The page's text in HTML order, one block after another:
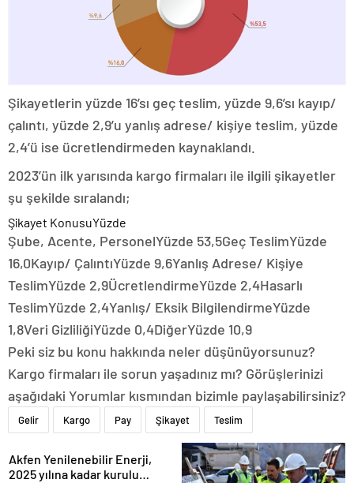
Şikayetlerin yüzde 16’sı geç teslim, yüzde 9,6’sı kayıp/
çalıntı, yüzde 2,9’u yanlış adrese/ kişiye teslim, yüzde
2,4’ü ise ücretlendirmeden kaynaklandı.
2023’ün ilk yarısında kargo firmaları ile ilgili şikayetler
şu şekilde sıralandı;
Şikayet KonusuYüzde
Şube, Acente, PersonelYüzde 53,5Geç TeslimYüzde
16,0Kayıp/ ÇalıntıYüzde 9,6Yanlış Adrese/ Kişiye
TeslimYüzde 2,9ÜcretlendirmeYüzde 2,4Hasarlı
TeslimYüzde 2,4Yanlış/ Eksik BilgilendirmeYüzde
1,8Veri GizliliğiYüzde 0,4DiğerYüzde 10,9
Peki siz bu konu hakkında neler düşünüyorsunuz?
Kargo firmaları ile sorun yaşadınız mı? Görüşlerinizi
aşağıdaki Yorumlar kısmından bizimle paylaşabilirsiniz?
Gelir Kargo Pay Şikayet Teslim
Akfen Yenilenebilir Enerji,
2025 yılına kadar kurulu